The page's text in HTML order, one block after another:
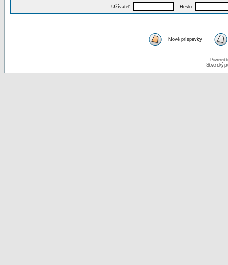
Užívateľ: Heslo:
Nové príspevky
Powered
Slovenský